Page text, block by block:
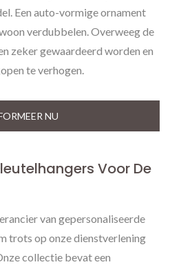
Een auto-vormige ornament
verdubbelen. Overweeg de
zeker gewaardeerd worden en
te verhogen.
NU
Voor De
van gepersonaliseerde
trots op onze dienstverlening
collectie bevat een